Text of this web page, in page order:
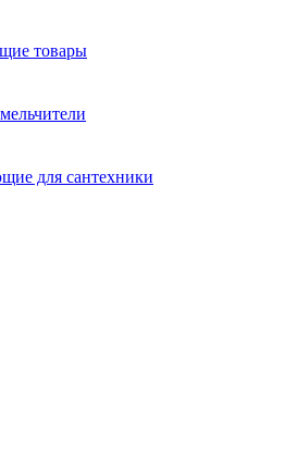
товары
для сантехники